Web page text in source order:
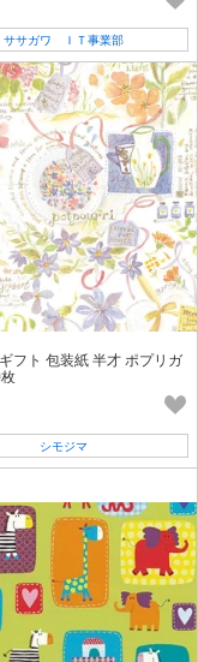
ササガワ ＩＴ事業部
フト 包装紙 半才 ポプリガ
シモジマ